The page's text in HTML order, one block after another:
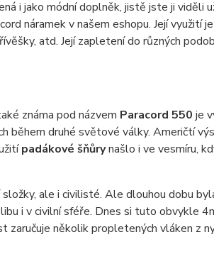
i jako módní doplněk, jistě jste ji viděli
náramek v našem eshopu. Její využití
atd. Její zapletení do různých
známa pod názvem Paracord 550 je
během druhé světové války. Američtí
padákové šňůrynašlo i ve vesmíru,
ale i civilisté. Ale dlouhou dobu
i v civilní sféře. Dnes si tuto obvykle
zaručuje několik propletených vláken z